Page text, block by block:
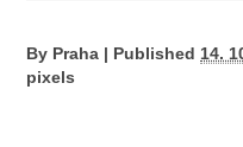
By Praha | Published 14.
pixels